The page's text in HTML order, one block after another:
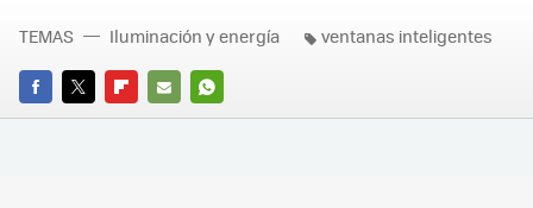
FACEBOOK
TWITTERFLIPBOARD
E-
WHATSAPP
TEMAS Iluminación y energía ventanas inteligentes